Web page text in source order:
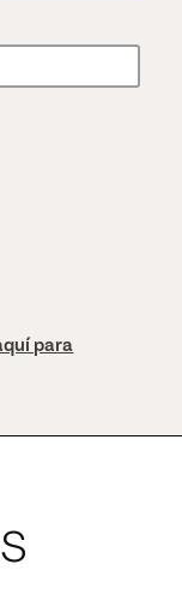
para